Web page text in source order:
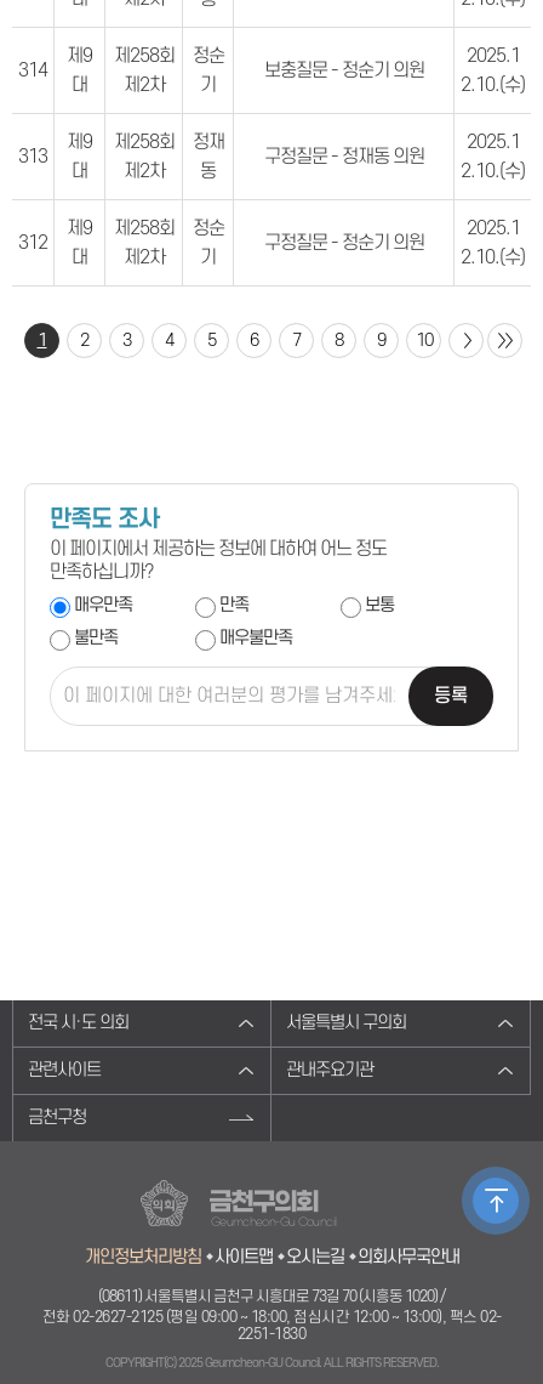
314
제9
대
제258회
제2차
정순
기
보충질문 - 정순기 의원
2025.1
2.10.(수)
313
제9
대
제258회
제2차
정재
동
구정질문 - 정재동 의원
2025.1
2.10.(수)
312
제9
대
제258회
제2차
정순
기
구정질문 - 정순기 의원
2025.1
2.10.(수)
1 2 3 4 5 6 7 8 9 10
만족도 조사
이 페이지에서 제공하는 정보에 대하여 어느 정도
만족하십니까?
매우만족 만족
보통
불만족
매우불만족
등록
전국 시·도 의회 서울특별시 구의회
관련사이트 관내주요기관
금천구청
금천구의회
Geumcheon-Gu Council
개인정보처리방침 사이트맵 오시는길 의회사무국안내
(08611) 서울특별시 금천구 시흥대로 73길 70 (시흥동 1020) /
전화 02-2627-2125 (평일 09:00 ~ 18:00, 점심시간 12:00 ~ 13:00), 팩스 02-
2251-1830
COPYRIGHT(C) 2025 Geumcheon-GU Council. ALL RIGHTS RESERVED.